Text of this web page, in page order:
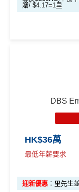
除咗指定商戶
每個戶口之現
成功申請信用
港幣180元之
回贈。 如未合
港幣180元之
渣打「360 °全
查看更多信用
合共高達
*持卡人需於發卡
2個月內曾取消任
贈/ $2.78=1里
經常有特別
HSBC信用卡優
每月結單週期
#每1里賞金 ≈
「現金套現」 分
期計劃優惠 （≥H
月或以上還款期
贈/ $4.17=1里
*基本「獎賞錢」
本「獎賞錢」
錢2.4% = 4.8% 或
滙豐easy信
滙豐Easy信用卡申
tion
m賺1個里程段
外里賞金#）
DBS
HK$36萬
最低年薪要求
迎新優惠 ：里先生